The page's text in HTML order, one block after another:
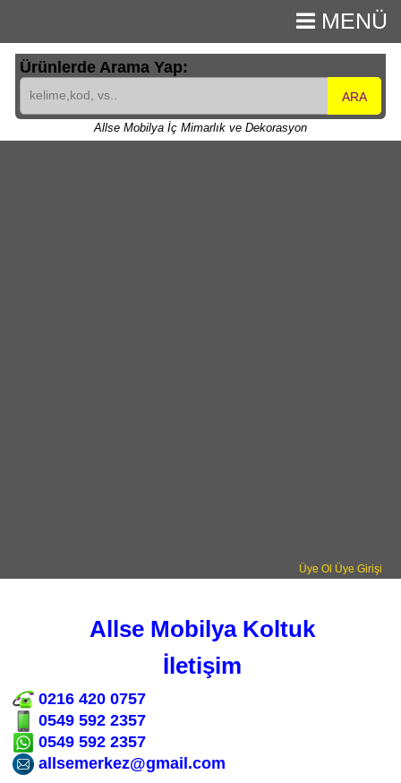
MENÜ
Ürünlerde Arama Yap:
ARA
Allse Mobilya İç Mimarlık ve Dekorasyon
Üye Ol Üye Girişi
Allse Mobilya Koltuk
İletişim
0216 420 0757
0549 592 2357
0549 592 2357
allsemerkez@gmail.com